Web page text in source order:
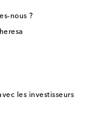
nous ?
les investisseurs